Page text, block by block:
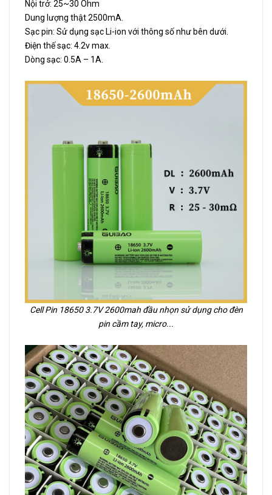
Nội trở: 25~30 Ohm
Dung lượng thật 2500mA.
Sạc pin: Sử dụng sạc Li-ion với thông số như bên dưới.
Điện thế sạc: 4.2v max.
Dòng sạc: 0.5A – 1A.
Cell Pin 18650 3.7V 2600mah đầu nhọn sử dụng cho đèn
pin cầm tay, micro...